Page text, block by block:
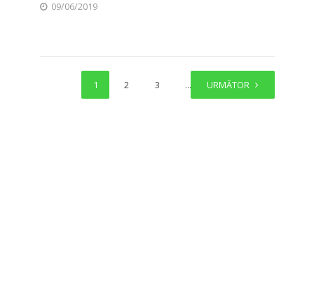
09/06/2019
1 2 3 … 12
URMĂTOR